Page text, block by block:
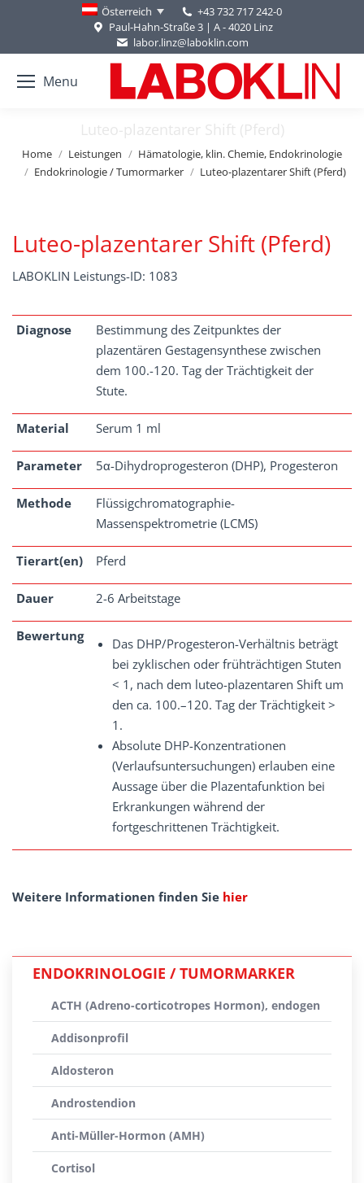
Österreich
+43 732 717 242-0
Paul-Hahn-Straße 3 | A - 4020 Linz
labor.linz@laboklin.com
Menu
Luteo-plazentarer Shift (Pferd)
You are here:
Home Leistungen
Hämatologie, klin. Chemie, Endokrinologie
Endokrinologie / Tumormarker
Luteo-plazentarer Shift (Pferd)
Luteo-plazentarer Shift (Pferd)
LABOKLIN Leistungs-ID: 1083
Diagnose
Bestimmung des Zeitpunktes der
plazentären Gestagensynthese zwischen
dem 100.-120. Tag der Trächtigkeit der
Stute.
Material Serum 1 ml
Parameter 5α-Dihydroprogesteron (DHP), Progesteron
Methode
Flüssigchromatographie-
Massenspektrometrie (LCMS)
Tierart(en) Pferd
Dauer 2-6 Arbeitstage
Bewertung
Das DHP/Progesteron-Verhältnis beträgt
bei zyklischen oder frühträchtigen Stuten
< 1, nach dem luteo-plazentaren Shift um
den ca. 100.–120. Tag der Trächtigkeit >
1.
Absolute DHP-Konzentrationen
(Verlaufsuntersuchungen) erlauben eine
Aussage über die Plazentafunktion bei
Erkrankungen während der
fortgeschrittenen Trächtigkeit.
Weitere Informationen finden Sie hier
ENDOKRINOLOGIE / TUMORMARKER
ACTH (Adreno-corticotropes Hormon), endogen
Addisonprofil
Aldosteron
Androstendion
Anti-Müller-Hormon (AMH)
Cortisol